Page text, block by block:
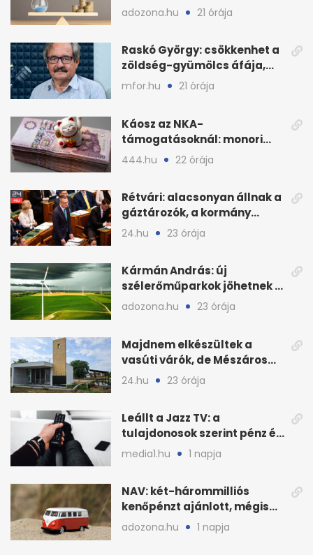
adozona.hu 21 órája
Raskó György: csökkenhet a
zöldség-gyümölcs áfája,
bajban a kukorica
mfor.hu 21 órája
Káosz az NKA-
támogatásoknál: monori
civilek elszámolásai és
444.hu 22 órája
Rétvári: alacsonyan állnak a
gáztározók, a kormány
válságról válságra jut
24.hu 23 órája
Kármán András: új
szélerőműparkok jöhetnek a
kormányülés döntése
adozona.hu 23 órája
Majdnem elkészültek a
vasúti várók, de Mészáros
bizalmasa leromboltatja
24.hu 23 órája
Leállt a Jazz TV: a
tulajdonosok szerint pénz és
szabályok döntöttek
media1.hu 1 napja
NAV: két-hárommilliós
kenőpénzt ajánlott, mégis
lefoglalták a hamis árut
adozona.hu 1 napja